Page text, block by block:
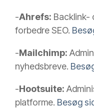
-Ahrefs: Backlink-
forbedre SEO.
-Mailchimp:
nyhedsbreve.
-Hootsuite:
platforme. Besøg